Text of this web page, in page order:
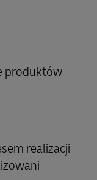
produktów
realizacji